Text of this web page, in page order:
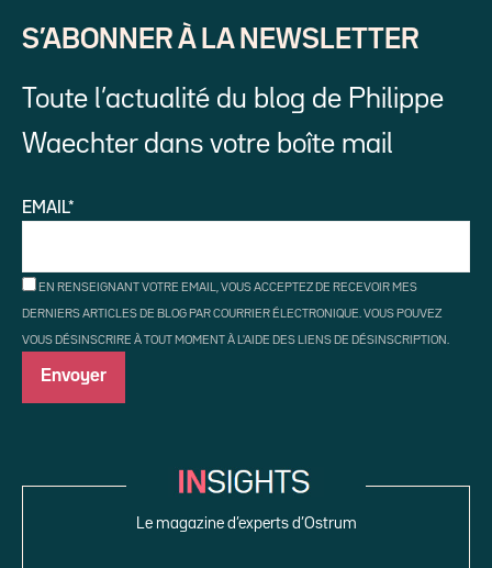
S’ABONNER À LA NEWSLETTER
Toute l’actualité du blog de Philippe
Waechter dans votre boîte mail
EMAIL*
EN RENSEIGNANT VOTRE EMAIL, VOUS ACCEPTEZ DE RECEVOIR MES
DERNIERS ARTICLES DE BLOG PAR COURRIER ÉLECTRONIQUE. VOUS POUVEZ
VOUS DÉSINSCRIRE À TOUT MOMENT À L'AIDE DES LIENS DE DÉSINSCRIPTION.
Le magazine d’experts d’Ostrum